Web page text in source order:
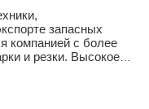
запасных
компанией с более
и резки. Высокое